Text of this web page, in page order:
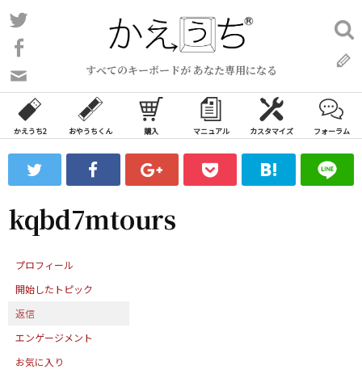
コ
ン
ン
ツ
ス
ッ
プ
すべてのキーボードが あなた専用になる
い
合
わ
フ
ォ
ム
検
索:
かえうち2 おやうちくん 購入 マニュアル カスタマイズ フォーラム
kqbd7mtours
プロフィール
開始したトピック
返信
エンゲージメント
お気に入り